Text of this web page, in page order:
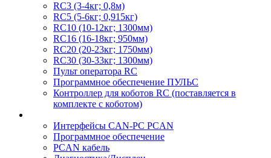
RC3 (3-4кг; 0,8м)
RC5 (5-6кг; 0,915кг)
RC10 (10-12кг; 1300мм)
RC16 (16-18кг; 950мм)
RC20 (20-23кг; 1750мм)
RC30 (30-33кг; 1300мм)
Пульт оператора RC
Программное обеспечение ПУЛЬС
Контроллер для коботов RC (поставляется в
комплекте с коботом)
Интерфейсы CAN-PC PCAN
Программное обеспечение
PCAN кабель